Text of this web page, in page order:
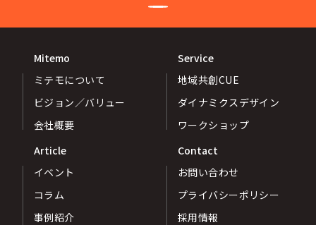
Mitemo
ミテモについて
ビジョン／バリュー
会社概要
Service
地域共創CUE
ダイナミクスデザイン
ワークショップ
Article
イベント
コラム
事例紹介
Contact
お問い合わせ
プライバシーポリシー
採用情報